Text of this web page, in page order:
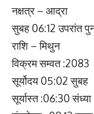
नक्षत्र – आद्रा
सुबह 06:12 उपरांत
राशि – मिथुन
विक्रम सम्वत :2083
सूर्योदय 05:02 सुबह
सूर्यास्त :06:30 संध्या